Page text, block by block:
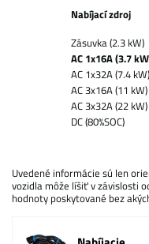
Nabíjací zdroj
Zásuvka (2.3 kW)
AC 1x16A (3.7
AC 1x32A (7.4 kW)
AC 3x16A (11 kW)
AC 3x32A (22 kW)
DC (80%SOC)
Uvedené informácie sú len
vozidla môže líšiť v závislosti
hodnoty poskytované bez